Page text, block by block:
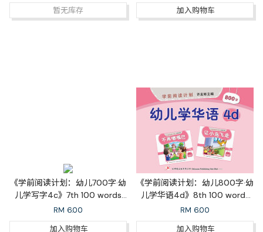
暂无库存
加入购物车
《学前阅读计划：幼儿700字·幼
儿学写字4c》7th 100 words
Learn to Write 4c
RM 6.00
加入购物车
《学前阅读计划：幼儿800字·幼
儿学华语4d》8th 100 words
Learn Mandarin 4d
RM 6.00
加入购物车